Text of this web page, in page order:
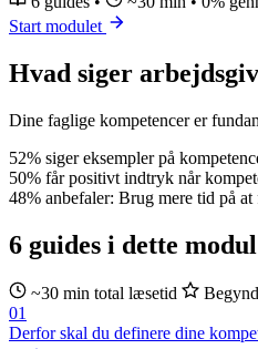
Start modulet
Hvad siger
Dine faglige kompetencer er
52% siger eksempler på
50% får positivt indtryk når
48% anbefaler: Brug mere tid på
6 guides i dette modul
~30 min total læsetid
01
Derfor skal du definere dine